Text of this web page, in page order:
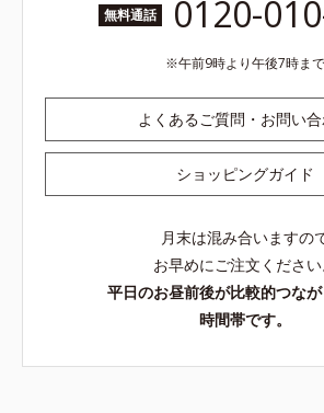
無料通話 0120-
午前9時より午後7時まで
よくあるご質問・お問い
ショッピングガイド
月末は混み合いますの
お早めにご注文ください
平日のお昼前後が比較的つな
時間帯です。